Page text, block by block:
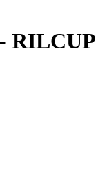
RILCUP